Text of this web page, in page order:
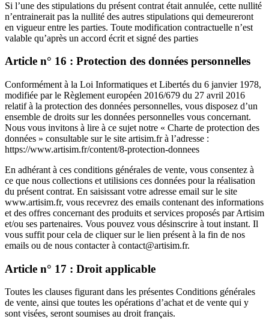
Si l’une des stipulations du présent contrat était annulée, cette nullité
n’entrainerait pas la nullité des autres stipulations qui demeureront
en vigueur entre les parties. Toute modification contractuelle n’est
valable qu’après un accord écrit et signé des parties
Article n° 16 : Protection des données personnelles
Conformément à la Loi Informatiques et Libertés du 6 janvier 1978,
modifiée par le Règlement européen 2016/679 du 27 avril 2016
relatif à la protection des données personnelles, vous disposez d’un
ensemble de droits sur les données personnelles vous concernant.
Nous vous invitons à lire à ce sujet notre « Charte de protection des
données » consultable sur le site artisim.fr à l’adresse :
https://www.artisim.fr/content/8-protection-donnees
En adhérant à ces conditions générales de vente, vous consentez à
ce que nous collections et utilisions ces données pour la réalisation
du présent contrat. En saisissant votre adresse email sur le site
www.artisim.fr, vous recevrez des emails contenant des informations
et des offres concernant des produits et services proposés par Artisim
et/ou ses partenaires. Vous pouvez vous désinscrire à tout instant. Il
vous suffit pour cela de cliquer sur le lien présent à la fin de nos
emails ou de nous contacter à contact@artisim.fr.
Article n° 17 : Droit applicable
Toutes les clauses figurant dans les présentes Conditions générales
de vente, ainsi que toutes les opérations d’achat et de vente qui y
sont visées, seront soumises au droit français.